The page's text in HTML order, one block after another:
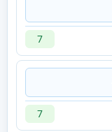
7
7